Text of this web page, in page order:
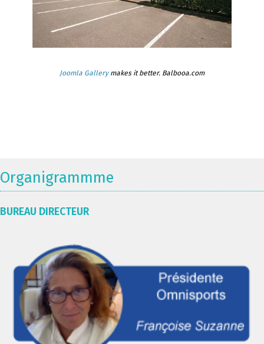
Joomla Gallerymakes it better. Balbooa.com
Organigrammme
BUREAU DIRECTEUR